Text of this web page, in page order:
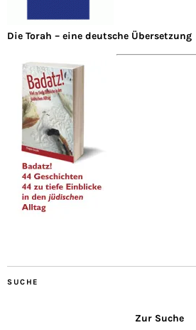
Die Torah – eine deutsche Übersetzung
SUCHE
Zur Suche